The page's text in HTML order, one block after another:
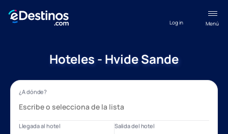
Menú
Log in
Hoteles - Hvide Sande